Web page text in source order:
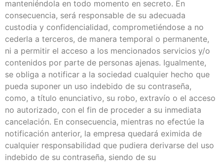
manteniéndola en todo momento en secreto. En
consecuencia, será responsable de su adecuada
custodia y confidencialidad, comprometiéndose a no
cederla a terceros, de manera temporal o permanente,
ni a permitir el acceso a los mencionados servicios y/o
contenidos por parte de personas ajenas. Igualmente,
se obliga a notificar a la sociedad cualquier hecho que
pueda suponer un uso indebido de su contraseña,
como, a título enunciativo, su robo, extravío o el acceso
no autorizado, con el fin de proceder a su inmediata
cancelación. En consecuencia, mientras no efectúe la
notificación anterior, la empresa quedará eximida de
cualquier responsabilidad que pudiera derivarse del uso
indebido de su contraseña, siendo de su